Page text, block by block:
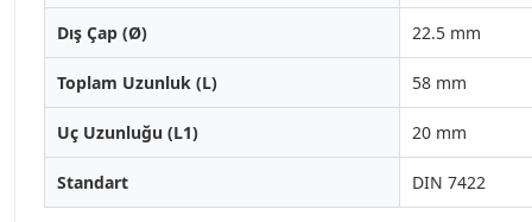
Dış Çap (Ø) 22.5 mm
Toplam Uzunluk (L) 58 mm
Uç Uzunluğu (L1) 20 mm
Standart DIN 7422